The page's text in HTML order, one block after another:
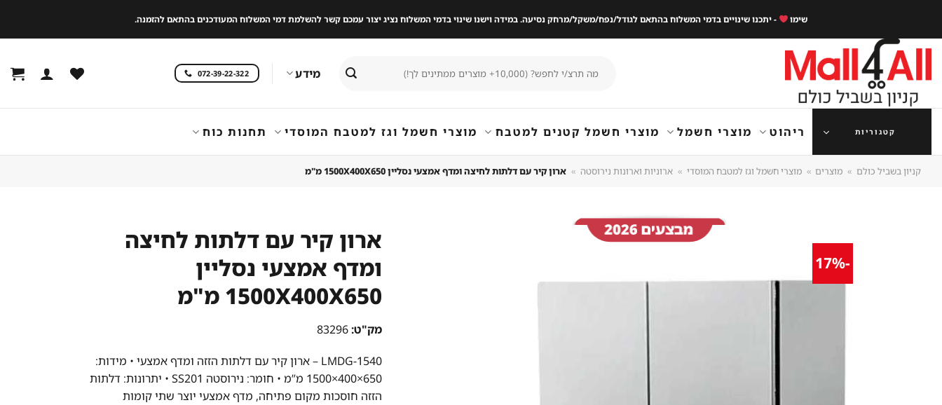
content
שימו - יתכנו שינויים בדמי המשלוח בהתאם לגודל/נפח/משקל/מרחק נסיעה. במידה וישנו שינוי בדמי המשלוח נציג יצור עמכם קשר להשלמת דמי המשלוח המעודכנים בהתאם להזמנה.
עבור:
מידע 072-39-22-322
קטגוריות ריהוט מוצרי חשמל מוצרי חשמל קטנים למטבח מוצרי חשמל וגז למטבח המוסדי תחנות כוח
קניון בשביל כולם » מוצרים » מוצרי חשמל וגז למטבח המוסדי » ארוניות וארונות נירוסטה » ארון קיר עם דלתות לחיצה ומדף אמצעי נסליין 1500X400X650 מ"מ
-17%
ארון קיר עם דלתות לחיצה
ומדף אמצעי נסליין
1500X400X650 מ"מ
מק"ט:
LMDG-1540 – ארון קיר עם דלתות הזזה ומדף אמצעי • מידות:
‎1500×400×650 מ”מ • חומר: נירוסטה SS201 • יתרונות: דלתות
הזזה חוסכות מקום פתיחה, מדף אמצעי יוצר שתי קומות